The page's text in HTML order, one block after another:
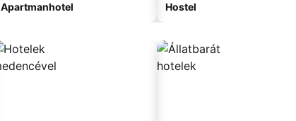
Apartmanhotel Hostel